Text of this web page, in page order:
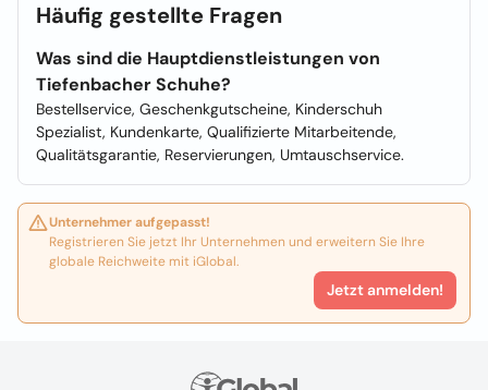
Häufig gestellte Fragen
Was sind die Hauptdienstleistungen von
Tiefenbacher Schuhe?
Bestellservice, Geschenkgutscheine, Kinderschuh
Spezialist, Kundenkarte, Qualifizierte Mitarbeitende,
Qualitätsgarantie, Reservierungen, Umtauschservice.
Unternehmer aufgepasst!
Registrieren Sie jetzt Ihr Unternehmen und erweitern Sie Ihre
globale Reichweite mit iGlobal.
Jetzt anmelden!